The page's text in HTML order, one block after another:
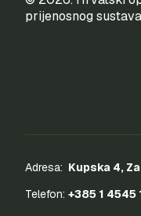
prijenosnog
Adresa: Kupska 4,
Telefon: +385 1 4545